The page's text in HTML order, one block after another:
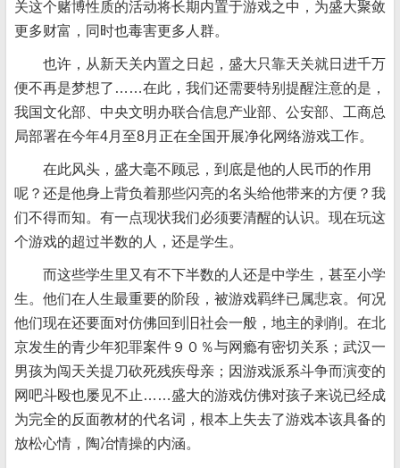
关这个赌博性质的活动将长期内置于游戏之中，为盛大聚敛
更多财富，同时也毒害更多人群。
也许，从新天关内置之日起，盛大只靠天关就日进千万
便不再是梦想了……在此，我们还需要特别提醒注意的是，
我国文化部、中央文明办联合信息产业部、公安部、工商总
局部署在今年4月至8月正在全国开展净化网络游戏工作。
在此风头，盛大毫不顾忌，到底是他的人民币的作用
呢？还是他身上背负着那些闪亮的名头给他带来的方便？我
们不得而知。有一点现状我们必须要清醒的认识。现在玩这
个游戏的超过半数的人，还是学生。
而这些学生里又有不下半数的人还是中学生，甚至小学
生。他们在人生最重要的阶段，被游戏羁绊已属悲哀。何况
他们现在还要面对仿佛回到旧社会一般，地主的剥削。在北
京发生的青少年犯罪案件９０％与网瘾有密切关系；武汉一
男孩为闯天关提刀砍死残疾母亲；因游戏派系斗争而演变的
网吧斗殴也屡见不止……盛大的游戏仿佛对孩子来说已经成
为完全的反面教材的代名词，根本上失去了游戏本该具备的
放松心情，陶冶情操的内涵。